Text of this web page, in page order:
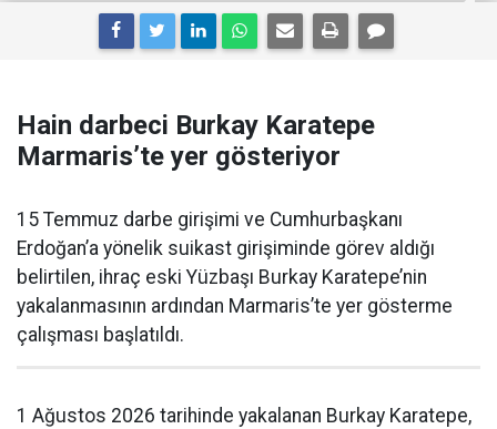
Hain darbeci Burkay Karatepe
Marmaris’te yer gösteriyor
15 Temmuz darbe girişimi ve Cumhurbaşkanı
Erdoğan’a yönelik suikast girişiminde görev aldığı
belirtilen, ihraç eski Yüzbaşı Burkay Karatepe’nin
yakalanmasının ardından Marmaris’te yer gösterme
çalışması başlatıldı.
1 Ağustos 2026 tarihinde yakalanan Burkay Karatepe,